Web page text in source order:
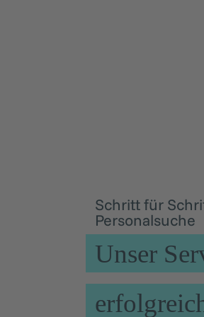
Schritt für
Personalsuche
Unser